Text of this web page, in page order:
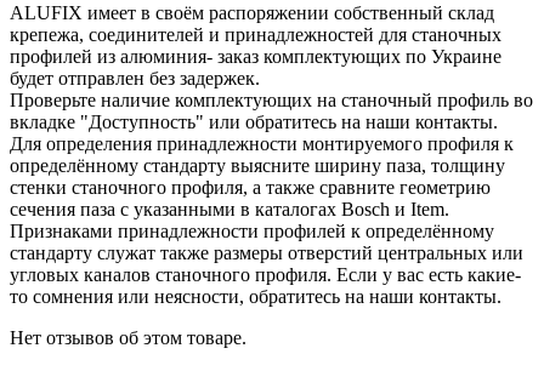
ALUFIX имеет в своём распоряжении собственный склад
крепежа, соединителей и принадлежностей для станочных
профилей из алюминия- заказ комплектующих по Украине
будет отправлен без задержек.
Проверьте наличие комплектующих на станочный профиль во
вкладке "Доступность" или обратитесь на наши контакты.
Для определения принадлежности монтируемого профиля к
определённому стандарту выясните ширину паза, толщину
стенки станочного профиля, а также сравните геометрию
сечения паза с указанными в каталогах Bosch и Item.
Признаками принадлежности профилей к определённому
стандарту служат также размеры отверстий центральных или
угловых каналов станочного профиля. Если у вас есть какие-
то сомнения или неясности, обратитесь на наши контакты.
Нет отзывов об этом товаре.